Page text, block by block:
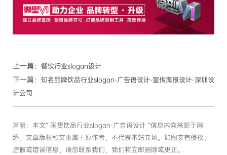
上一篇： 餐饮行业slogan设计
下一篇： 知名品牌饮品行业slogan-广告语设计-宣传海报设计-深圳设
计公司
声明：本文“ 国货饮品行业slogan-广告语设计 ”信息内容来源于网
络，文章版权和文责属于原作者，不代表本站立场。如图文有侵权、
虚假或错误信息，请您联系我们，我们将立即删除或更正。